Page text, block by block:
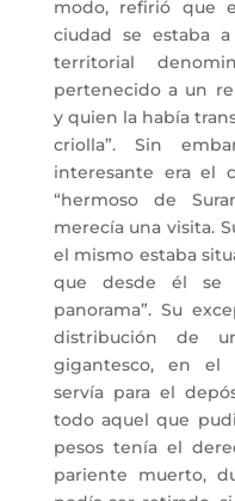
modo, refirió que
ciudad se estaba
territorial
pertenecido a un
y quien la había
criolla”. Sin
interesante era el
“hermoso de
merecía una visita.
el mismo estaba
que desde él se
panorama”. Su
distribución de
gigantesco, en el
servía para el
todo aquel que
pesos tenía el
pariente muerto,